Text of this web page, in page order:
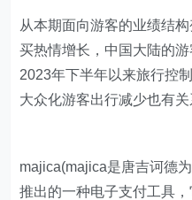
从本期面向游客的业绩结
买热情增长，中国大陆的
2023年下半年以来旅行控
大众化游客出行减少也有关
majica(majica是唐吉诃德
推出的一种电子支付工具